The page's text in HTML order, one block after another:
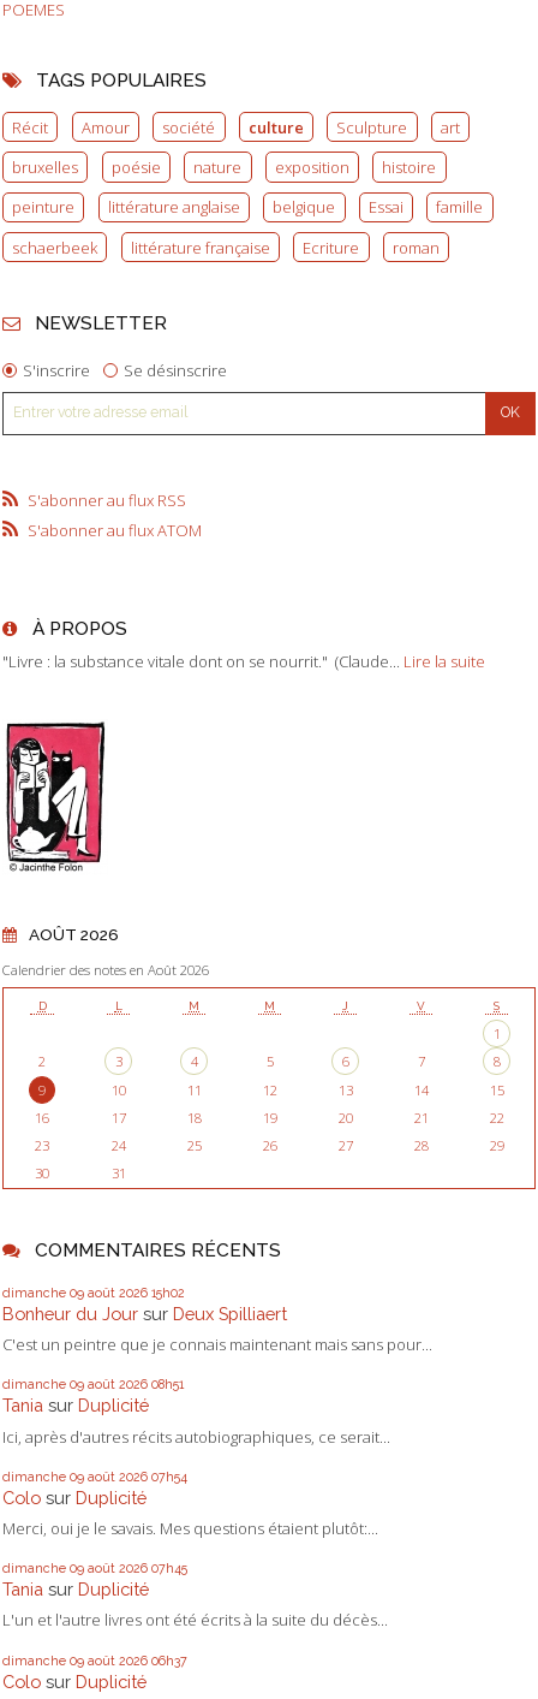
POEMES
TAGS POPULAIRES
Récit Amour société culture Sculpture
art
bruxelles
poésie nature exposition
histoire
peinture
littérature anglaise belgique Essai
famille
schaerbeek
littérature française Ecriture roman
NEWSLETTER
S'inscrire Se désinscrire
S'abonner au flux RSS
S'abonner au flux ATOM
À PROPOS
"Livre : la substance vitale dont on se nourrit." (Claude... Lire la suite
AOÛT 2026
Calendrier des notes en Août 2026
D L M M J V S
1
2
3 4 5 6 7
8
9
10 11 12 13 14
15
16
17 18 19 20 21
22
23
24 25 26 27 28
29
30
31
COMMENTAIRES RÉCENTS
dimanche 09 août 2026 15h02
Bonheur du Jour sur Deux Spilliaert
C'est un peintre que je connais maintenant mais sans pour...
dimanche 09 août 2026 08h51
Tania sur Duplicité
Ici, après d'autres récits autobiographiques, ce serait...
dimanche 09 août 2026 07h54
Colo sur Duplicité
Merci, oui je le savais. Mes questions étaient plutôt:...
dimanche 09 août 2026 07h45
Tania sur Duplicité
L'un et l'autre livres ont été écrits à la suite du décès...
dimanche 09 août 2026 06h37
Colo sur Duplicité